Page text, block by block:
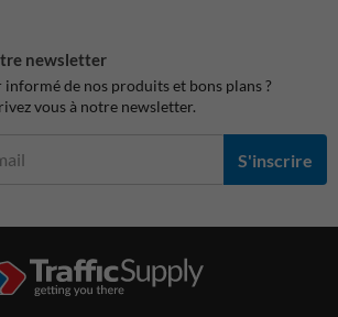
newsletter
de nos produits et bons plans ?
vous à notre newsletter.
S'inscrire